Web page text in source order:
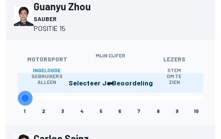
Guanyu Zhou
SAUBER
POSITIE 15
MOTORSPORT
INGELOGDE
GEBRUIKERS
ALLEEN
MIJN CIJFER
-
LEZERS
STEM
OM TE
ZIEN
Selecteer Je Beoordeling
1 2 3 4 5 6 7 8 9 10